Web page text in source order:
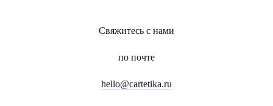
Свяжитесь с нами
по почте
hello@cartetika.ru